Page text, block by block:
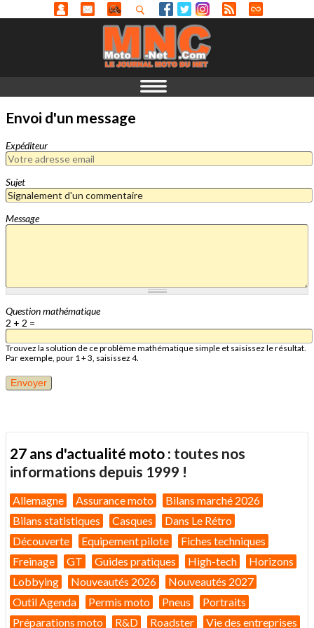
Envoi d'un message
Expéditeur
Sujet
Message
Question mathématique
2 + 2 =
Trouvez la solution de ce problème mathématique simple et saisissez le résultat.
Par exemple, pour 1 + 3, saisissez 4.
27 ans d'actualité moto : toutes nos
informations depuis 1999 !
Allemagne Assurance moto
Bilans marché 2026
Bilans statistiques
Casques
Dans Le Rétro
Découverte
Equipement pilote
Fiches techniques
Freinage
GT Guides pratiques High-tech
Horizons
Lobbying
Nouveautés 2026
Nouveautés 2027
Outil Agenda
Permis moto Pneus
Portraits
Préparations moto
R&D Roadster Vie des entreprises